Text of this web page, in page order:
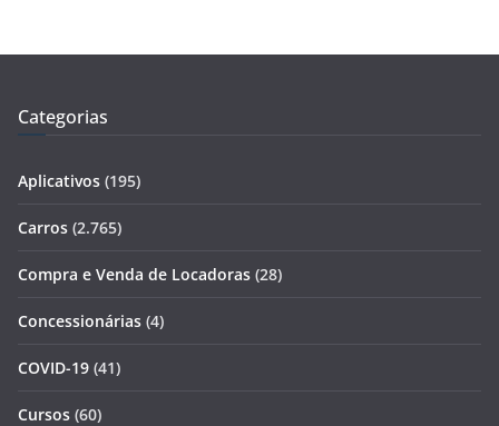
Categorias
Aplicativos (195)
Carros (2.765)
Compra e Venda de Locadoras (28)
Concessionárias (4)
COVID-19 (41)
Cursos (60)